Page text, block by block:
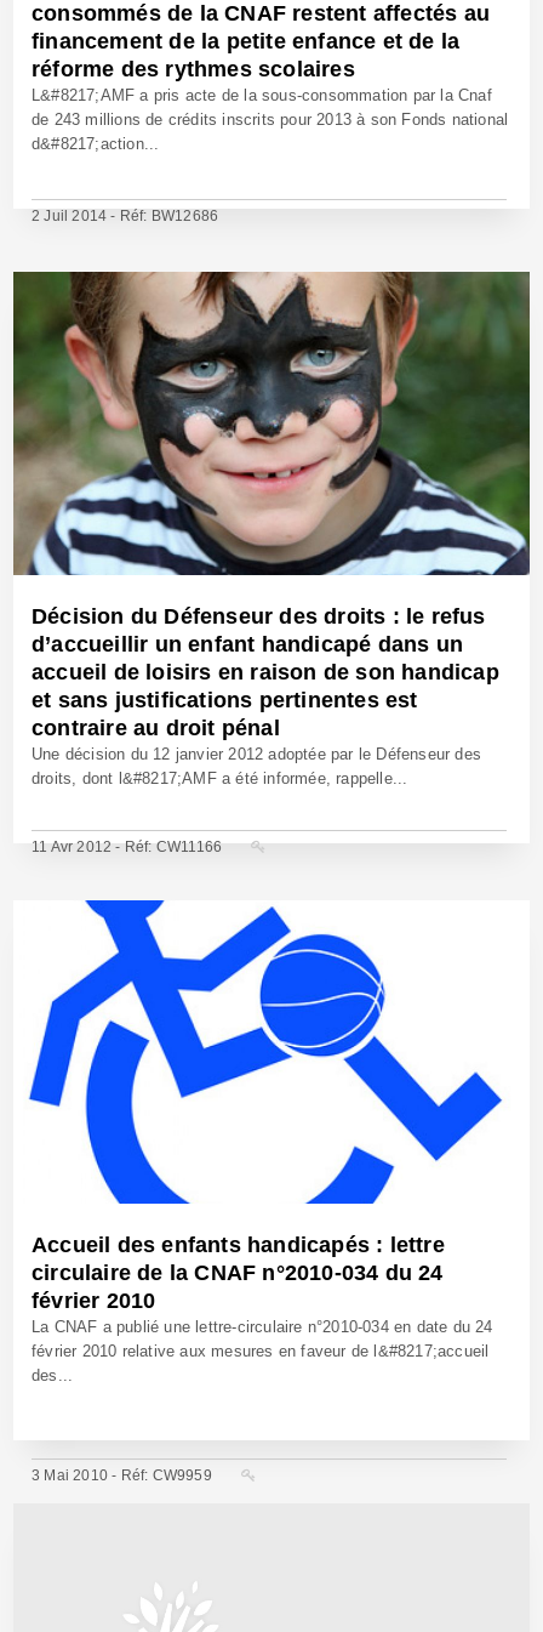
consommés de la CNAF restent affectés au
financement de la petite enfance et de la
réforme des rythmes scolaires
L&#8217;AMF a pris acte de la sous-consommation par la Cnaf
de 243 millions de crédits inscrits pour 2013 à son Fonds national
d&#8217;action...
2 Juil 2014 - Réf: BW12686
Décision du Défenseur des droits : le refus
d’accueillir un enfant handicapé dans un
accueil de loisirs en raison de son handicap
et sans justifications pertinentes est
contraire au droit pénal
Une décision du 12 janvier 2012 adoptée par le Défenseur des
droits, dont l&#8217;AMF a été informée, rappelle...
11 Avr 2012 - Réf: CW11166
Accueil des enfants handicapés : lettre
circulaire de la CNAF n°2010-034 du 24
février 2010
La CNAF a publié une lettre-circulaire n°2010-034 en date du 24
février 2010 relative aux mesures en faveur de l&#8217;accueil
des...
3 Mai 2010 - Réf: CW9959